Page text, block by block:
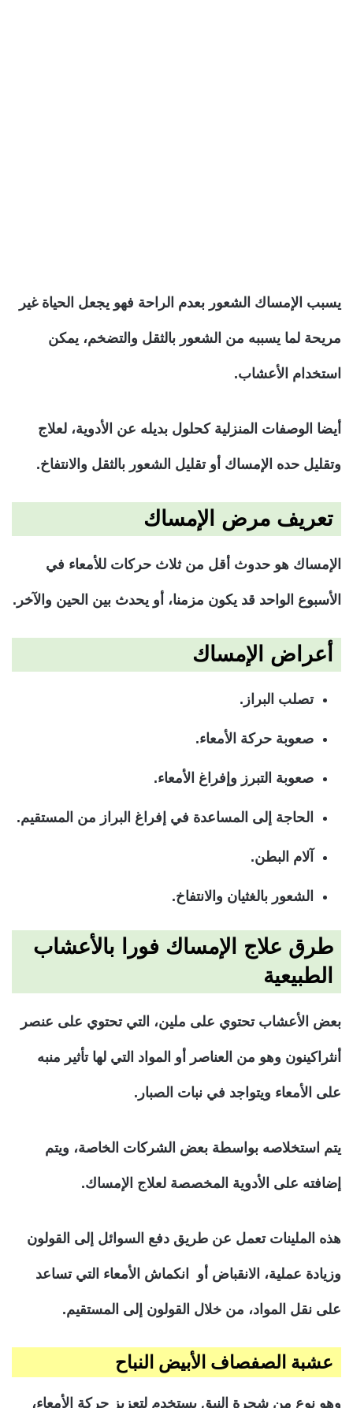
يسبب الإمساك الشعور بعدم الراحة فهو يجعل الحياة غير
مريحة لما يسببه من الشعور بالثقل والتضخم، يمكن
استخدام الأعشاب.
أيضا الوصفات المنزلية كحلول بديله عن الأدوية، لعلاج
وتقليل حده الإمساك أو تقليل الشعور بالثقل والانتفاخ.
تعريف مرض الإمساك
الإمساك هو حدوث أقل من ثلاث حركات للأمعاء في
الأسبوع الواحد قد يكون مزمنا، أو يحدث بين الحين والآخر.
أعراض الإمساك
تصلب البراز.
صعوبة حركة الأمعاء.
صعوبة التبرز وإفراغ الأمعاء.
الحاجة إلى المساعدة في إفراغ البراز من المستقيم.
آلام البطن.
الشعور بالغثيان والانتفاخ.
طرق علاج الإمساك فورا بالأعشاب
الطبيعية
بعض الأعشاب تحتوي على ملين، التي تحتوي على عنصر
أنثراكينون وهو من العناصر أو المواد التي لها تأثير منبه
على الأمعاء ويتواجد في نبات الصبار.
يتم استخلاصه بواسطة بعض الشركات الخاصة، ويتم
إضافته على الأدوية المخصصة لعلاج الإمساك.
هذه الملينات تعمل عن طريق دفع السوائل إلى القولون
وزيادة عملية، الانقباض أو انكماش الأمعاء التي تساعد
على نقل المواد، من خلال القولون إلى المستقيم.
عشبة الصفصاف الأبيض النباح
وهو نوع من شجرة النبق يستخدم لتعزيز حركة الأمعاء،